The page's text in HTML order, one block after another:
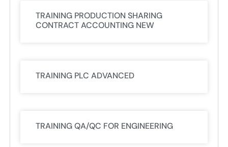
TRAINING PRODUCTION SHARING
CONTRACT ACCOUNTING NEW
TRAINING PLC ADVANCED
TRAINING QA/QC FOR ENGINEERING